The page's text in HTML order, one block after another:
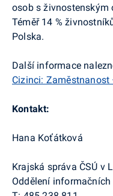
osob s živnostenským
Téměř 14 %
Polska.
Další informace
Cizinci:
Kontakt:
Hana Koťátková
Krajská správa ČSÚ v
Oddělení informačních